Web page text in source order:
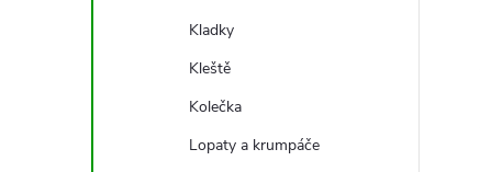
Kladky
Kleště
Kolečka
Lopaty a krumpáče